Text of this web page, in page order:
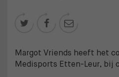
  
Margot Vriends heeft het
Medisports Etten-Leur, bij